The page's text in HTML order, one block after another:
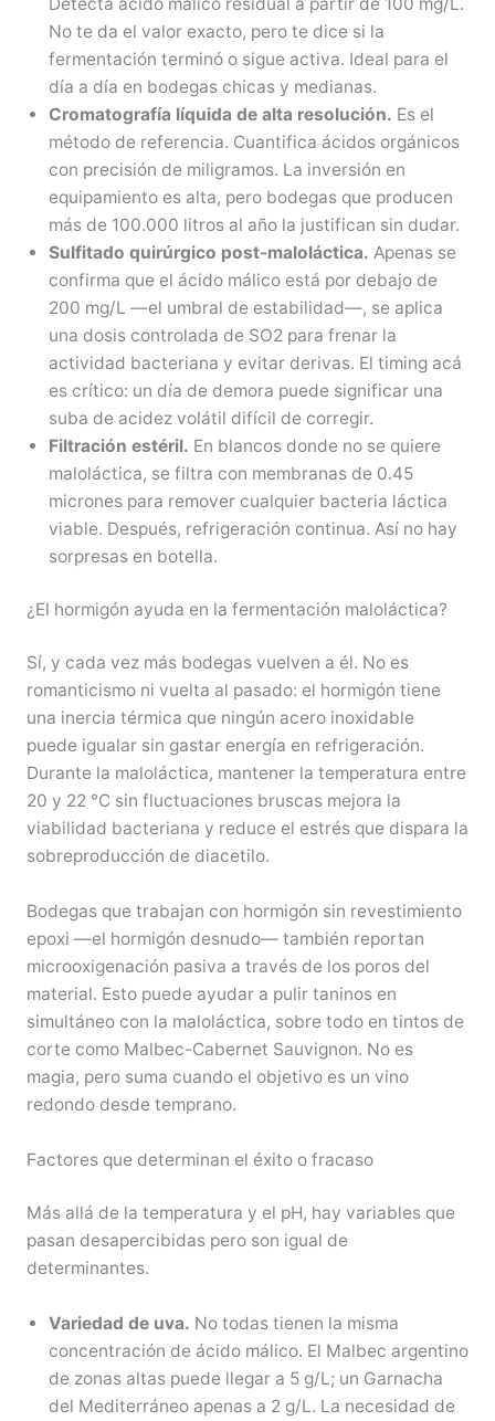
No te da el valor exacto, pero te dice si la
fermentación terminó o sigue activa. Ideal para el
día a día en bodegas chicas y medianas.
Cromatografía líquida de alta resolución. Es el
método de referencia. Cuantifica ácidos orgánicos
con precisión de miligramos. La inversión en
equipamiento es alta, pero bodegas que producen
más de 100.000 litros al año la justifican sin dudar.
Sulfitado quirúrgico post-maloláctica. Apenas se
confirma que el ácido málico está por debajo de
200 mg/L —el umbral de estabilidad—, se aplica
una dosis controlada de SO2 para frenar la
actividad bacteriana y evitar derivas. El timing acá
es crítico: un día de demora puede significar una
suba de acidez volátil difícil de corregir.
Filtración estéril. En blancos donde no se quiere
maloláctica, se filtra con membranas de 0.45
micrones para remover cualquier bacteria láctica
viable. Después, refrigeración continua. Así no hay
sorpresas en botella.
¿El hormigón ayuda en la fermentación maloláctica?
Sí, y cada vez más bodegas vuelven a él. No es
romanticismo ni vuelta al pasado: el hormigón tiene
una inercia térmica que ningún acero inoxidable
puede igualar sin gastar energía en refrigeración.
Durante la maloláctica, mantener la temperatura entre
20 y 22 °C sin fluctuaciones bruscas mejora la
viabilidad bacteriana y reduce el estrés que dispara la
sobreproducción de diacetilo.
Bodegas que trabajan con hormigón sin revestimiento
epoxi —el hormigón desnudo— también reportan
microoxigenación pasiva a través de los poros del
material. Esto puede ayudar a pulir taninos en
simultáneo con la maloláctica, sobre todo en tintos de
corte como Malbec-Cabernet Sauvignon. No es
magia, pero suma cuando el objetivo es un vino
redondo desde temprano.
Factores que determinan el éxito o fracaso
Más allá de la temperatura y el pH, hay variables que
pasan desapercibidas pero son igual de
determinantes.
Variedad de uva. No todas tienen la misma
concentración de ácido málico. El Malbec argentino
de zonas altas puede llegar a 5 g/L; un Garnacha
del Mediterráneo apenas a 2 g/L. La necesidad de